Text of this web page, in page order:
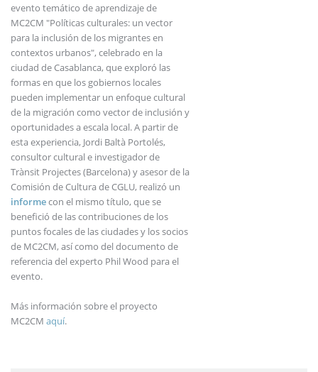
evento temático de aprendizaje de
MC2CM "Políticas culturales: un vector
para la inclusión de los migrantes en
contextos urbanos", celebrado en la
ciudad de Casablanca, que exploró las
formas en que los gobiernos locales
pueden implementar un enfoque cultural
de la migración como vector de inclusión y
oportunidades a escala local. A partir de
esta experiencia, Jordi Baltà Portolés,
consultor cultural e investigador de
Trànsit Projectes (Barcelona) y asesor de la
Comisión de Cultura de CGLU, realizó un
informecon el mismo título, que se
benefició de las contribuciones de los
puntos focales de las ciudades y los socios
de MC2CM, así como del documento de
referencia del experto Phil Wood para el
evento.
Más información sobre el proyecto
MC2CM aquí.